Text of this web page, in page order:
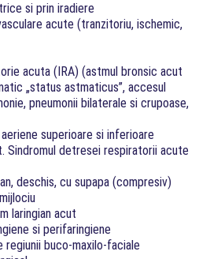
si prin iradiere
acute (tranzitoriu, ischemic,
acuta (IRA) (astmul bronsic acut
„status astmaticus”, accesul
pneumonii bilaterale si crupoase,
superioare si inferioare
Sindromul detresei respiratorii acute
deschis, cu supapa (compresiv)
laringian acut
si perifaringiene
buco-maxilo-faciale